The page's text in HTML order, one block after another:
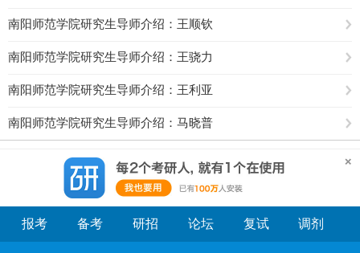
南阳师范学院研究生导师介绍：王顺钦
南阳师范学院研究生导师介绍：王骁力
南阳师范学院研究生导师介绍：王利亚
南阳师范学院研究生导师介绍：马晓普
报考 备考 研招 论坛 复试 调剂